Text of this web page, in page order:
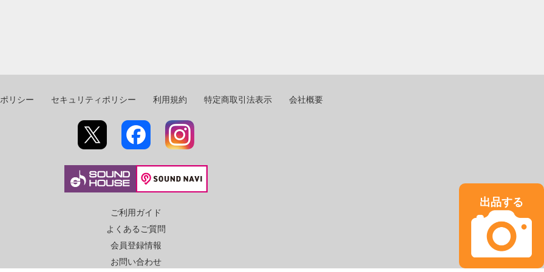
出品する
リシー セキュリティポリシー 利用規約 特定商取引法表示 会社概要
ご利用ガイド
よくあるご質問
会員登録情報
お問い合わせ